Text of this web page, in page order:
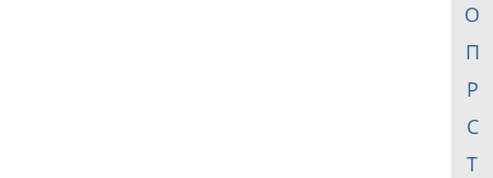
О
П
Р
С
Т